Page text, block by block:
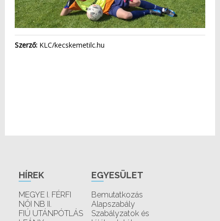
Szerző: KLC/kecskemetilc.hu
HÍREK
MEGYE I. FÉRFI
NŐI NB II.
FIÚ UTÁNPÓTLÁS
EGYESÜLET
Bemutatkozás
Alapszabály
Szabályzatok és